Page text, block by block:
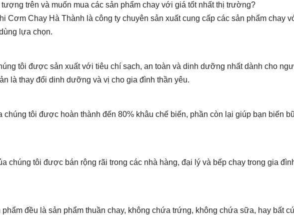
tượng trên và muốn mua các sản phẩm chay với giá tốt nhất thị trường?
Cơm Chay Hà Thành là công ty chuyên sản xuất cung cấp các sản phẩm chay
lựa chọn.
tôi được sản xuất với tiêu chí sạch, an toàn và dinh dưỡng nhất dành cho
là thay đổi dinh dưỡng và vị cho gia đình thần yêu.
chúng tôi được hoàn thành đến 80% khâu chế biến, phần còn lại giúp bạn biến
chúng tôi được bán rộng rãi trong các nhà hàng, đại lý và bếp chay trong gia
phẩm đều là sản phẩm thuần chay, không chứa trứng, không chứa sữa, hay bất